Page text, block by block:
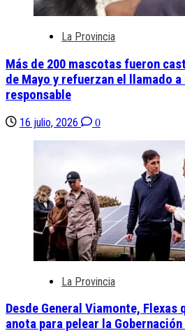
La Provincia
Más de 200 mascotas fueron
de Mayo y refuerzan el llamado
responsable
16 julio, 2026 0
La Provincia
Desde General Viamonte,
anota para pelear la